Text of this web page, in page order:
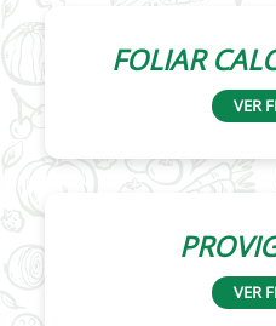
FOLIAR
VER
VER